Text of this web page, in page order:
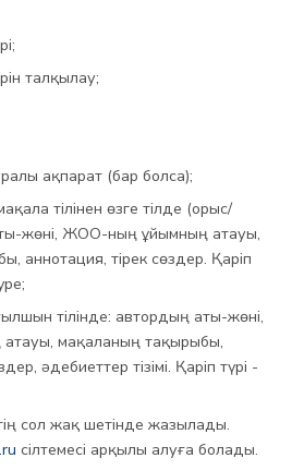
талқылау;
ақпарат (бар болса);
тілінен өзге тілде (орыс/
жөні, ЖОО-ның ұйымның атауы,
аннотация, тірек сөздер. Қаріп
тілінде: автордың аты-жөні,
мақаланың тақырыбы,
әдебиеттер тізімі. Қаріп түрі -
сол жақ шетінде жазылады.
сілтемесі арқылы алуға болады.